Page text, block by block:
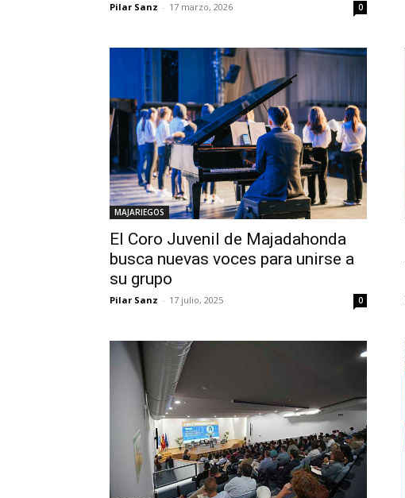
Pilar Sanz - 17 marzo, 2026 0
MAJARIEGOS
El Coro Juvenil de Majadahonda
busca nuevas voces para unirse a
su grupo
Pilar Sanz - 17 julio, 2025 0